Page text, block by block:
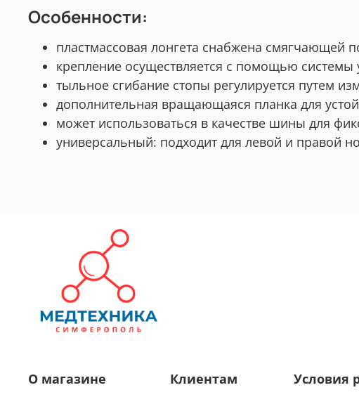
Особенности:
пластмассовая лонгета снабжена смягчающей
крепление осуществляется с помощью
тыльное сгибание стопы регулируется путем
дополнительная вращающаяся планка для
может использоваться в качестве шины для
универсальный: подходит для левой и правой
О магазине Клиентам Условия